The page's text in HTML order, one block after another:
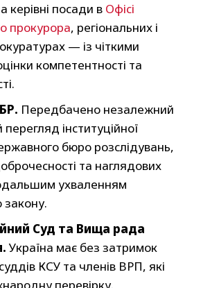
керівні посади в Офісі
прокурора, регіональних і
— із чіткими
компетентності та
Передбачено незалежний
інституційної
бюро розслідувань,
та наглядових
ухваленням
закону.
Суд та Вища рада
Україна має без затримок
КСУ та членів ВРП, які